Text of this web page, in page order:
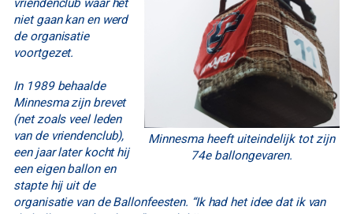
Minnesma heeft uiteindelijk tot zijn
74e ballongevaren.
niet gaan kan en werd
de organisatie
voortgezet.
In 1989 behaalde
Minnesma zijn brevet
(net zoals veel leden
van de vriendenclub),
een jaar later kocht hij
een eigen ballon en
stapte hij uit de
organisatie van de Ballonfeesten. “Ik had het idee dat ik van